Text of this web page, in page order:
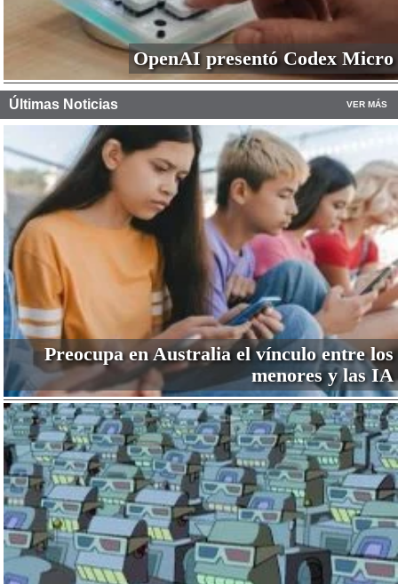
OpenAI presentó Codex Micro
Últimas Noticias VER MÁS
Preocupa en Australia el vínculo entre los
menores y las IA